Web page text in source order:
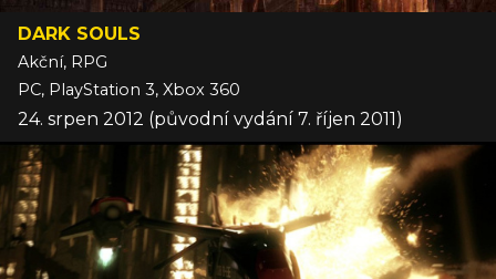
DARK SOULS
Akční, RPG
PC, PlayStation 3, Xbox 360
24. srpen 2012 (původní vydání 7. říjen 2011)